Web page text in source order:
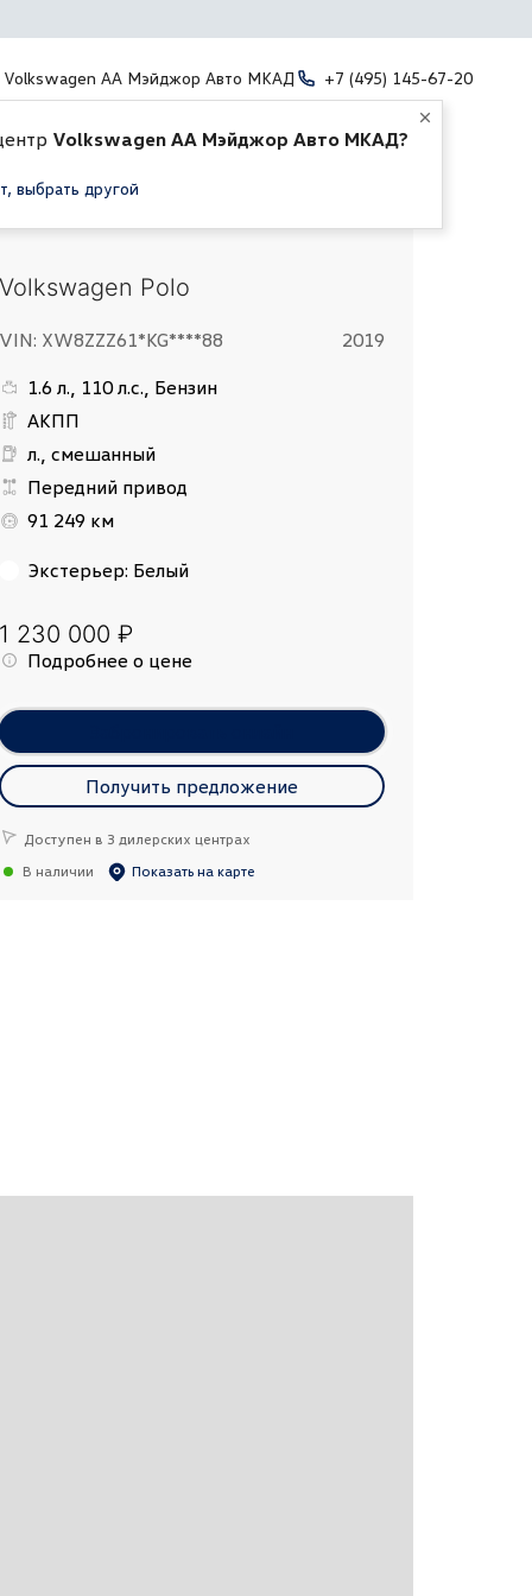
Volkswagen АА Мэйджор Авто МКАД +7 (495) 145-67-20
Polo
XW8ZZZ61*KG****88
2019
1.6 л., 110 л.с., Бензин
АКПП
л., смешанный
Передний привод
91 249 км
Экстерьер: Белый
230 000 ₽
Подробнее о цене
Получить предложение
Доступен в 3 дилерских центрах
В наличии
Показать на карте
Volkswagen АА Мэйджор Авто МКАД?
выбрать другой